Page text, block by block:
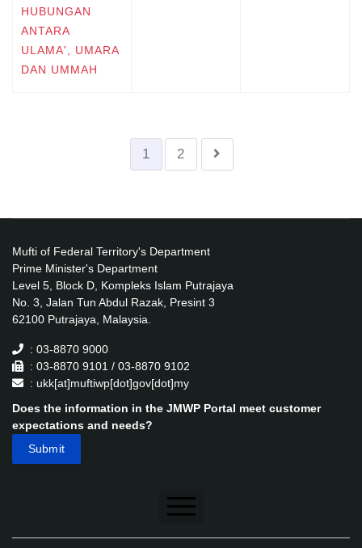
HUBUNGAN
ANTARA
ULAMA', UMARA
DAN UMMAH
1 2
Mufti of Federal Territory's Department
Prime Minister's Department
Level 5, Block D, Kompleks Islam Putrajaya
No. 3, Jalan Tun Abdul Razak, Presint 3
62100 Putrajaya, Malaysia.
: 03-8870 9000
: 03-8870 9101 / 03-8870 9102
: ukk[at]muftiwp[dot]gov[dot]my
Does the information in the JMWP Portal meet customer
expectations and needs?
Disclaimer